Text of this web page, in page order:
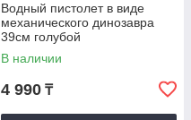
Водный пистолет в виде
механического динозавра
39см голубой
В наличии
4 990 ₸